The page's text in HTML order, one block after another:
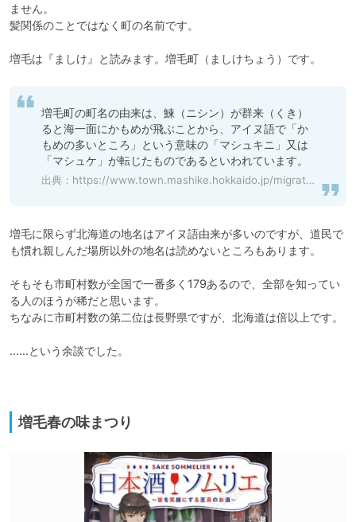
ません。
髪関係のことではなく町の名前です。
増毛は『ましけ』と読みます。増毛町（ましけちょう）です。
増毛町の町名の由来は、鰊（ニシン）が群来（くき）
ると海一面にかもめが飛ぶことから、アイヌ語で「か
もめの多いところ」という意味の「マシュキニ」又は
「マシュケ」が転じたものであるといわれています。
出典： https://www.town.mashike.hokkaido.jp/migration/about/index.html
増毛に限らず北海道の地名はアイヌ語由来が多いのですが、道民で
も慣れ親しんだ場所以外の地名は読めないところもあります。
そもそも市町村数が全国で一番多く179あるので、全部を知ってい
る人のほうが稀だと思います。
ちなみに市町村数の第二位は長野県ですが、北海道は倍以上です。
……という余談でした。
増毛春の味まつり